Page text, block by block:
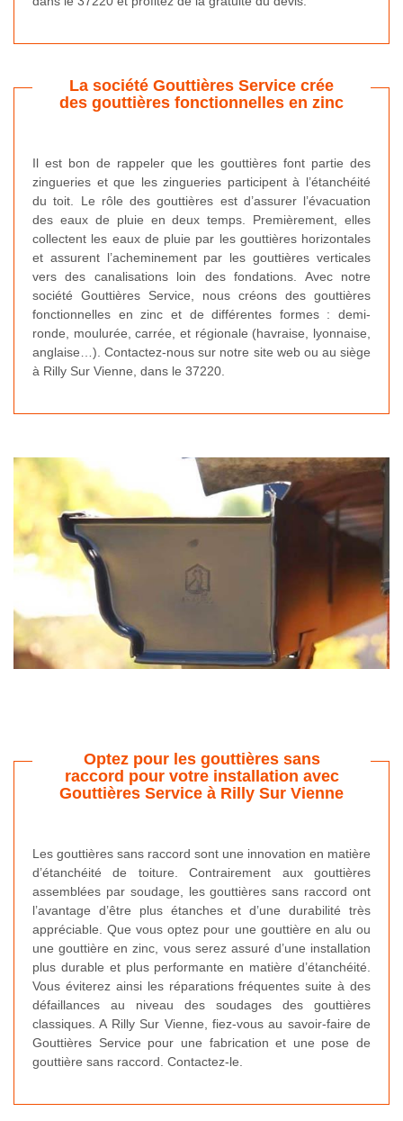
La société Gouttières Service crée
des gouttières fonctionnelles en zinc
Il est bon de rappeler que les gouttières font partie des
zingueries et que les zingueries participent à l’étanchéité
du toit. Le rôle des gouttières est d’assurer l’évacuation
des eaux de pluie en deux temps. Premièrement, elles
collectent les eaux de pluie par les gouttières horizontales
et assurent l’acheminement par les gouttières verticales
vers des canalisations loin des fondations. Avec notre
société Gouttières Service, nous créons des gouttières
fonctionnelles en zinc et de différentes formes : demi-
ronde, moulurée, carrée, et régionale (havraise, lyonnaise,
anglaise…). Contactez-nous sur notre site web ou au siège
à Rilly Sur Vienne, dans le 37220.
Optez pour les gouttières sans
raccord pour votre installation avec
Gouttières Service à Rilly Sur Vienne
Les gouttières sans raccord sont une innovation en matière
d’étanchéité de toiture. Contrairement aux gouttières
assemblées par soudage, les gouttières sans raccord ont
l’avantage d’être plus étanches et d’une durabilité très
appréciable. Que vous optez pour une gouttière en alu ou
une gouttière en zinc, vous serez assuré d’une installation
plus durable et plus performante en matière d’étanchéité.
Vous éviterez ainsi les réparations fréquentes suite à des
défaillances au niveau des soudages des gouttières
classiques. A Rilly Sur Vienne, fiez-vous au savoir-faire de
Gouttières Service pour une fabrication et une pose de
gouttière sans raccord. Contactez-le.